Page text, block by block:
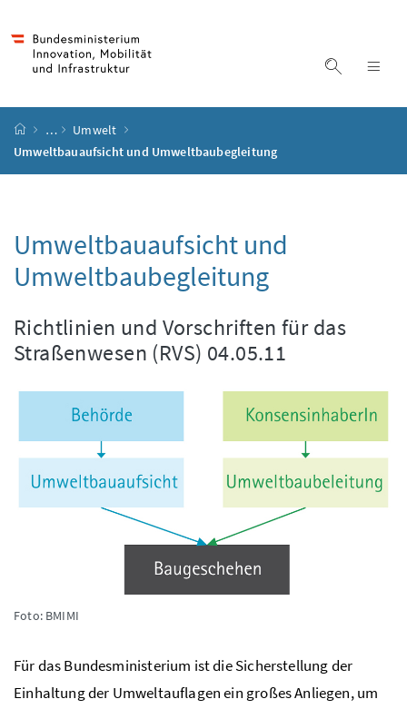
Suche
Startseite
…
Umwelt
Umweltbauaufsicht und Umweltbaubegleitung
Umweltbauaufsicht und
Umweltbaubegleitung
Richtlinien und Vorschriften für das
Straßenwesen (RVS) 04.05.11
Foto: BMIMI
Für das Bundesministerium ist die Sicherstellung der
Einhaltung der Umweltauflagen ein großes Anliegen, um